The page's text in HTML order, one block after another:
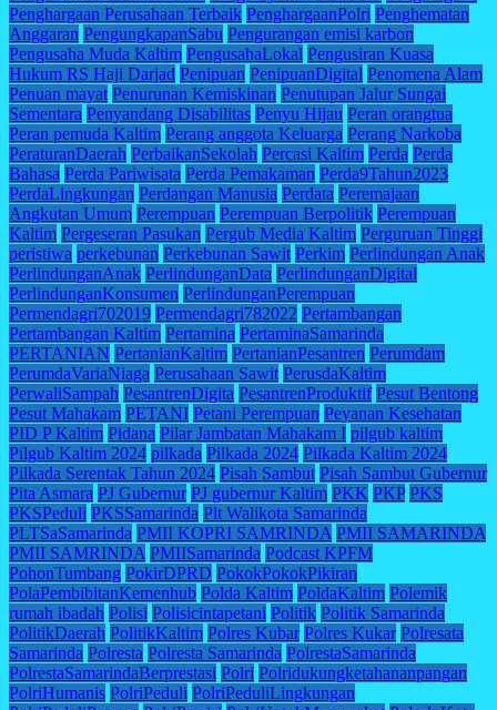
Penghargaan Perusahaan Terbaik PenghargaanPolri Penghematan
Anggaran PengungkapanSabu Pengurangan emisi karbon
Pengusaha Muda Kaltim PengusahaLokal Pengusiran Kuasa
Hukum RS Haji Darjad Penipuan PenipuanDigital Penomena Alam
Penuan mayat Penurunan Kemiskinan Penutupan Jalur Sungai
Sementara Penyandang Disabilitas Penyu Hijau Peran orangtua
Peran pemuda Kaltim Perang anggota Keluarga Perang Narkoba
PeraturanDaerah PerbaikanSekolah Percasi Kaltim Perda Perda
Bahasa Perda Pariwisata Perda Pemakaman Perda9Tahun2023
PerdaLingkungan Perdangan Manusia Perdata Peremajaan
Angkutan Umum Perempuan Perempuan Berpolitik Perempuan
Kaltim Pergeseran Pasukan Pergub Media Kaltim Perguruan Tinggi
peristiwa perkebunan Perkebunan Sawit Perkim Perlindungan Anak
PerlindunganAnak PerlindunganData PerlindunganDigital
PerlindunganKonsumen PerlindunganPerempuan
Permendagri702019 Permendagri782022 Pertambangan
Pertambangan Kaltim Pertamina PertaminaSamarinda
PERTANIAN PertanianKaltim PertanianPesantren Perumdam
PerumdaVariaNiaga Perusahaan Sawit PerusdaKaltim
PerwaliSampah PesantrenDigita PesantrenProduktif Pesut Bentong
Pesut Mahakam PETANI Petani Perempuan Peyanan Kesehatan
PID P Kaltim Pidana Pilar Jambatan Mahakam I pilgub kaltim
Pilgub Kaltim 2024 pilkada Pilkada 2024 Pilkada Kaltim 2024
Pilkada Serentak Tahun 2024 Pisah Sambut Pisah Sambut Gubernur
Pita Asmara PJ Gubernur PJ gubernur Kaltim PKK PKP PKS
PKSPeduli PKSSamarinda Plt Walikota Samarinda
PLTSaSamarinda PMII KOPRI SAMRINDA PMII SAMARINDA
PMII SAMRINDA PMIISamarinda Podcast KPFM
PohonTumbang PokirDPRD PokokPokokPikiran
PolaPembibitanKemenhub Polda Kaltim PoldaKaltim Polemik
rumah ibadah Polisi Polisicintapetani Politik Politik Samarinda
PolitikDaerah PolitikKaltim Polres Kubar Polres Kukar Polresata
Samarinda Polresta Polresta Samarinda PolrestaSamarinda
PolrestaSamarindaBerprestasi Polri Polridukungketahananpangan
PolriHumanis PolriPeduli PolriPeduliLingkungan